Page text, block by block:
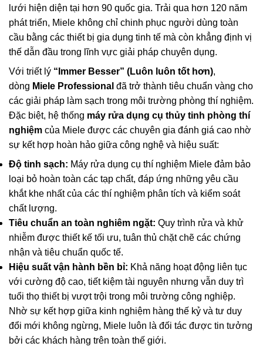
lưới hiện diện tại hơn 90 quốc gia. Trải qua hơn 120 năm
phát triển, Miele không chỉ chinh phục người dùng toàn
cầu bằng các thiết bị gia dụng tinh tế mà còn khẳng định vị
thế dẫn đầu trong lĩnh vực giải pháp chuyên dụng.
Với triết lý “Immer Besser” (Luôn luôn tốt hơn),
dòng Miele Professional đã trở thành tiêu chuẩn vàng cho
các giải pháp làm sạch trong môi trường phòng thí nghiệm.
Đặc biệt, hệ thống máy rửa dụng cụ thủy tinh phòng thí
nghiệm của Miele được các chuyên gia đánh giá cao nhờ
sự kết hợp hoàn hảo giữa công nghệ và hiệu suất:
Độ tinh sạch: Máy rửa dụng cụ thí nghiệm Miele đảm bảo
loại bỏ hoàn toàn các tạp chất, đáp ứng những yêu cầu
khắt khe nhất của các thí nghiệm phân tích và kiểm soát
chất lượng.
Tiêu chuẩn an toàn nghiêm ngặt: Quy trình rửa và khử
nhiễm được thiết kế tối ưu, tuân thủ chặt chẽ các chứng
nhận và tiêu chuẩn quốc tế.
Hiệu suất vận hành bền bỉ: Khả năng hoạt động liên tục
với cường độ cao, tiết kiệm tài nguyên nhưng vẫn duy trì
tuổi thọ thiết bị vượt trội trong môi trường công nghiệp.
Nhờ sự kết hợp giữa kinh nghiệm hàng thế kỷ và tư duy
đổi mới không ngừng, Miele luôn là đối tác được tin tưởng
bởi các khách hàng trên toàn thế giới.